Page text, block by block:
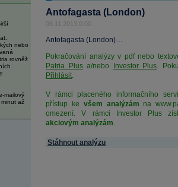
nebo
rovněž
mailový
až
Antofagasta (London)
06.11.2013 0:00
Antofagasta (London)…
Pokračování analýzy v pdf nebo
Patria Plusa/nebo Investor Plus.
Přihlásit.
V rámci placeného informačního
přístup ke všem analýzám na
omezení. V rámci Investor Plus
akciovým analýzám.
Stáhnout analýzu